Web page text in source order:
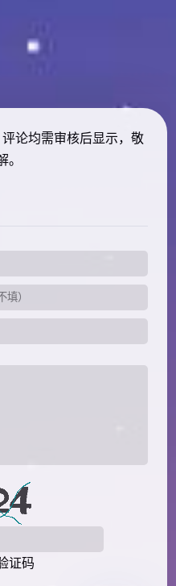
论均需审核后显示，敬
证码